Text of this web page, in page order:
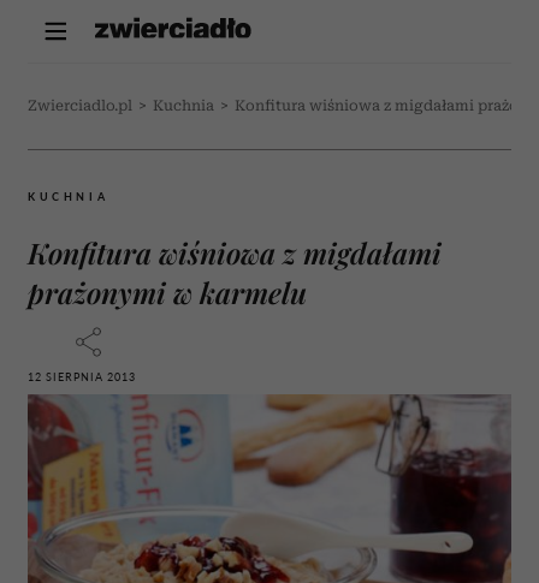
Zwierciadlo.pl > Kuchnia > Konfitura wiśniowa z migdałami
KUCHNIA
Konfitura wiśniowa z migdałami
prażonymi w karmelu
12 SIERPNIA 2013